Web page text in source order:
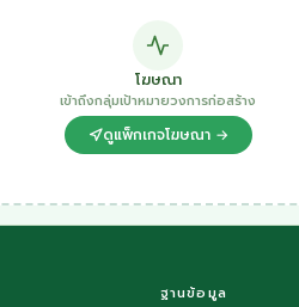
โฆษณา
เข้าถึงกลุ่มเป้าหมายวงการก่อสร้าง
ดูแพ็กเกจโฆษณา →
ฐานข้อมูล